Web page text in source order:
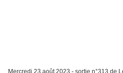
Mercredi 23 août 2023 - sortie n°313 de